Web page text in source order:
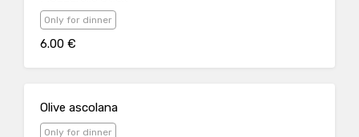
Only for dinner
6.00 €
Olive ascolana
Only for dinner